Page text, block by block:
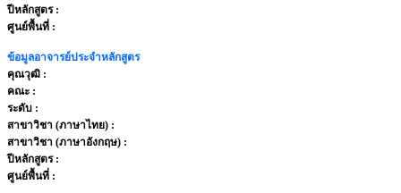
ปีหลักสูตร :
ศูนย์พื้นที่ :
ข้อมูลอาจารย์ประจำหลักสูตร
คุณวุฒิ :
คณะ :
ระดับ :
สาขาวิชา (ภาษาไทย) :
สาขาวิชา (ภาษาอังกฤษ) :
ปีหลักสูตร :
ศูนย์พื้นที่ :